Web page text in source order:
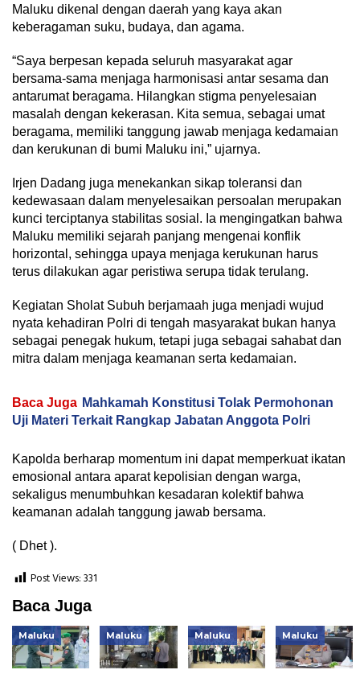
Maluku dikenal dengan daerah yang kaya akan
keberagaman suku, budaya, dan agama.
“Saya berpesan kepada seluruh masyarakat agar
bersama-sama menjaga harmonisasi antar sesama dan
antarumat beragama. Hilangkan stigma penyelesaian
masalah dengan kekerasan. Kita semua, sebagai umat
beragama, memiliki tanggung jawab menjaga kedamaian
dan kerukunan di bumi Maluku ini,” ujarnya.
Irjen Dadang juga menekankan sikap toleransi dan
kedewasaan dalam menyelesaikan persoalan merupakan
kunci terciptanya stabilitas sosial. Ia mengingatkan bahwa
Maluku memiliki sejarah panjang mengenai konflik
horizontal, sehingga upaya menjaga kerukunan harus
terus dilakukan agar peristiwa serupa tidak terulang.
Kegiatan Sholat Subuh berjamaah juga menjadi wujud
nyata kehadiran Polri di tengah masyarakat bukan hanya
sebagai penegak hukum, tetapi juga sebagai sahabat dan
mitra dalam menjaga keamanan serta kedamaian.
Baca Juga Mahkamah Konstitusi Tolak Permohonan
Uji Materi Terkait Rangkap Jabatan Anggota Polri
Kapolda berharap momentum ini dapat memperkuat ikatan
emosional antara aparat kepolisian dengan warga,
sekaligus menumbuhkan kesadaran kolektif bahwa
keamanan adalah tanggung jawab bersama.
( Dhet ).
Post Views:331
Baca Juga
Maluku Maluku Maluku Maluku